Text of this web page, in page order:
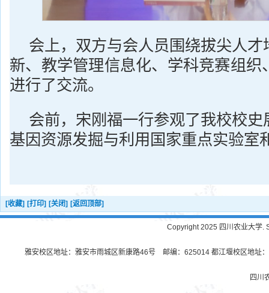
会上，双方与会人员围绕拔尖人
新、教学管理信息化、学科竞赛组织
进行了交流。
会前，宋刚福一行参观了我校校
基因资源发掘与利用国家重点实验室
[收藏] [打印] [关闭] [返回顶部]
Copyright 2025 四川农业大学.
雅安校区地址：雅安市雨城区新康路46号 邮编：625014 都江堰校区地址
四川